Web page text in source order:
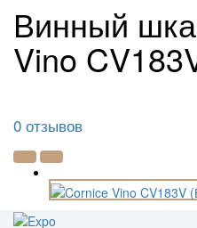
Винный
Vino
0 отзывов